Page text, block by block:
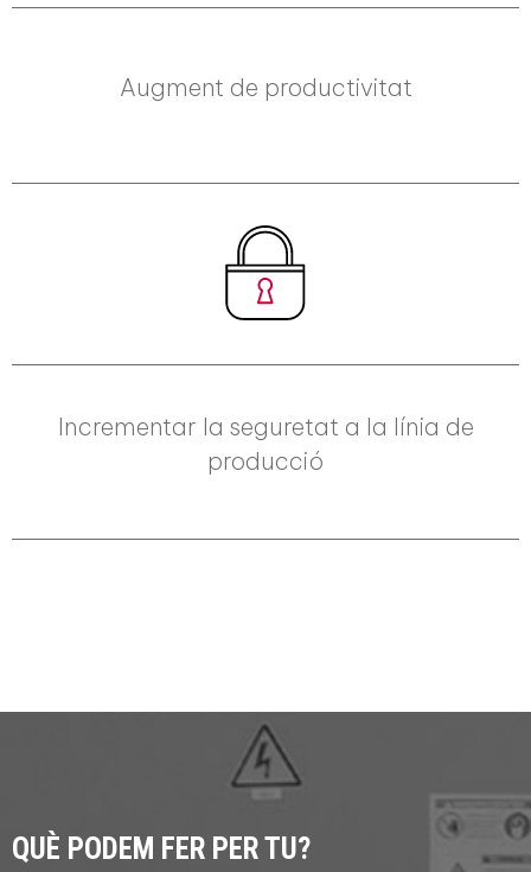
Augment de productivitat
Incrementar la seguretat a la línia de
producció
QUÈ PODEM FER PER TU?